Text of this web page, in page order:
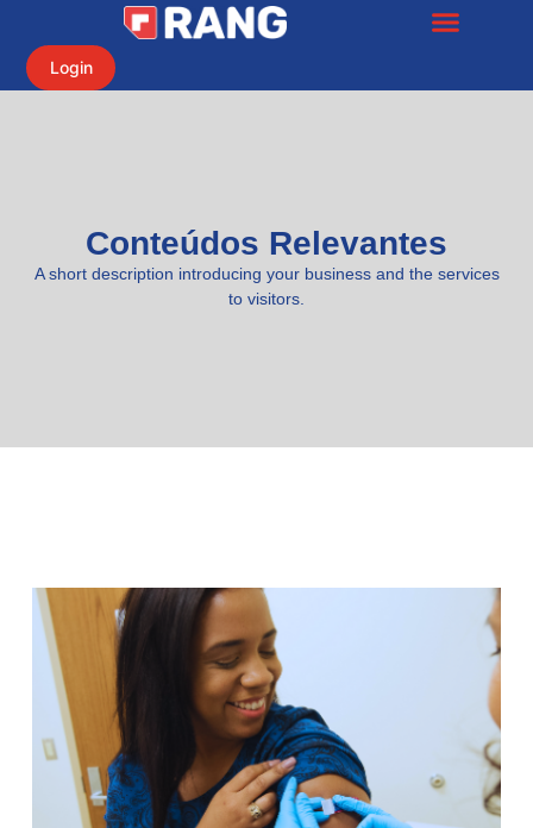
Login
Conteúdos Relevantes
A short description introducing your business and the services
to visitors.